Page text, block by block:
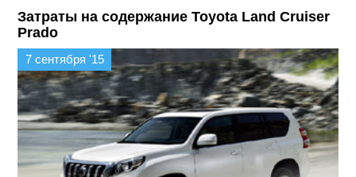
Затраты на содержание Toyota Land Cruiser
Prado
7 сентября '15